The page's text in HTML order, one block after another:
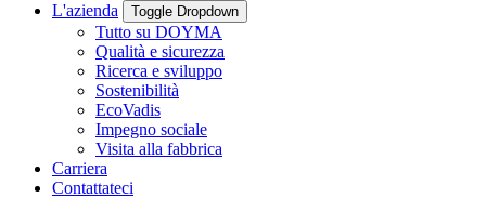
L'azienda
Toggle Dropdown
Tutto su DOYMA
Qualità e sicurezza
Ricerca e sviluppo
Sostenibilità
EcoVadis
Impegno sociale
Visita alla fabbrica
Carriera
Contattateci